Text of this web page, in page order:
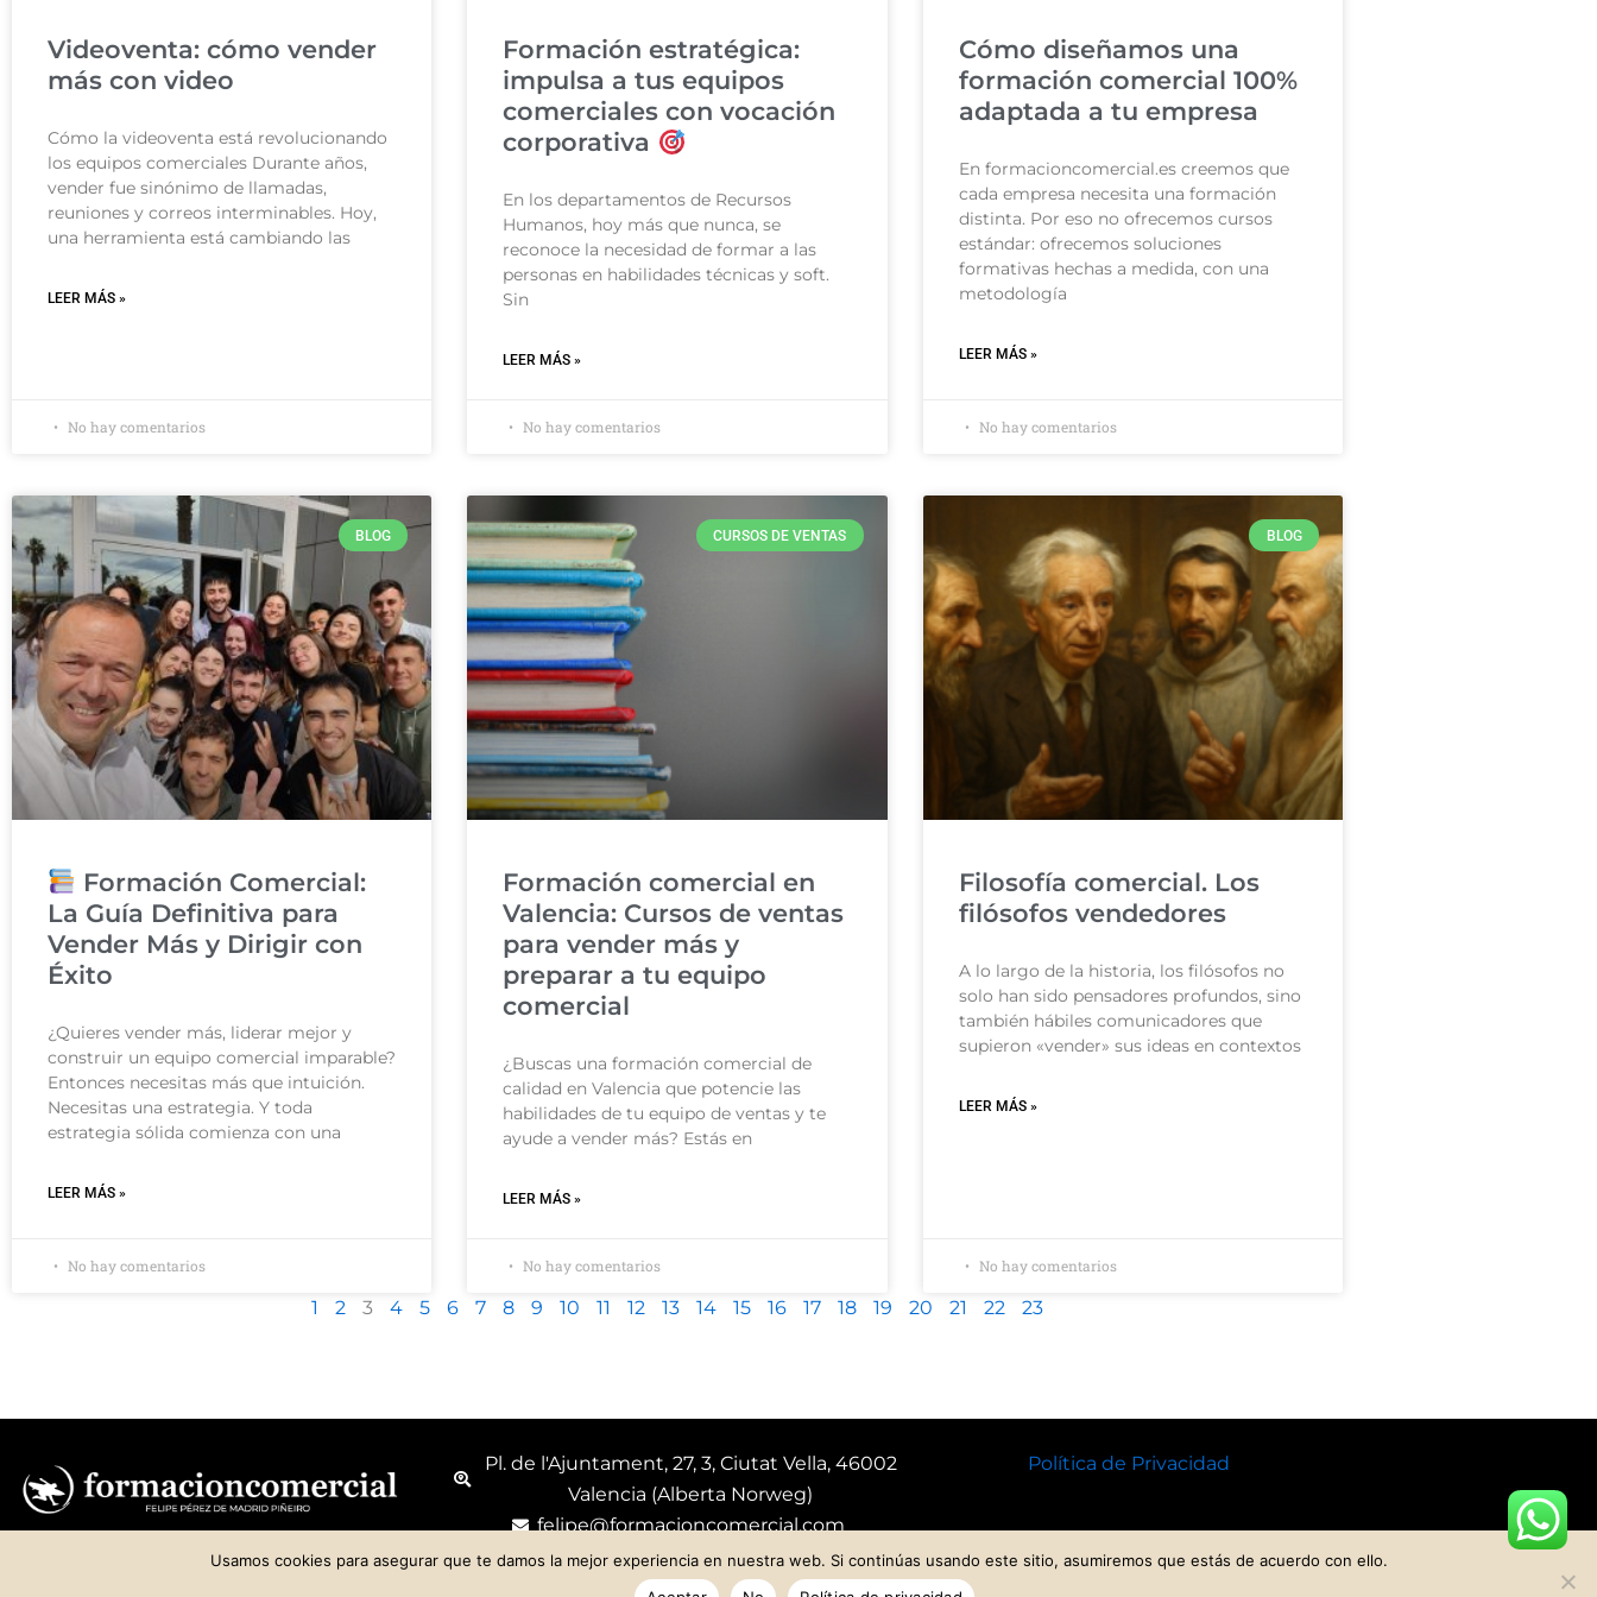
Videoventa: cómo vender
más con video
Cómo la videoventa está revolucionando
los equipos comerciales Durante años,
vender fue sinónimo de llamadas,
reuniones y correos interminables. Hoy,
una herramienta está cambiando las
LEER MÁS »
No hay comentarios
Formación estratégica:
impulsa a tus equipos
comerciales con vocación
corporativa
En los departamentos de Recursos
Humanos, hoy más que nunca, se
reconoce la necesidad de formar a las
personas en habilidades técnicas y soft.
Sin
LEER MÁS »
No hay comentarios
Cómo diseñamos una
formación comercial 100%
adaptada a tu empresa
En formacioncomercial.es creemos que
cada empresa necesita una formación
distinta. Por eso no ofrecemos cursos
estándar: ofrecemos soluciones
formativas hechas a medida, con una
metodología
LEER MÁS »
No hay comentarios
BLOG
Formación Comercial:
La Guía Definitiva para
Vender Más y Dirigir con
Éxito
¿Quieres vender más, liderar mejor y
construir un equipo comercial imparable?
Entonces necesitas más que intuición.
Necesitas una estrategia. Y toda
estrategia sólida comienza con una
LEER MÁS »
No hay comentarios
CURSOS DE VENTAS
Formación comercial en
Valencia: Cursos de ventas
para vender más y
preparar a tu equipo
comercial
¿Buscas una formación comercial de
calidad en Valencia que potencie las
habilidades de tu equipo de ventas y te
ayude a vender más? Estás en
LEER MÁS »
No hay comentarios
BLOG
Filosofía comercial. Los
filósofos vendedores
A lo largo de la historia, los filósofos no
solo han sido pensadores profundos, sino
también hábiles comunicadores que
supieron «vender» sus ideas en contextos
LEER MÁS »
No hay comentarios
1 2 3 4 5 6 7 8 9 10 11 12 13 14 15 16 17 18 19 20 21 22 23
Pl. de l'Ajuntament, 27, 3, Ciutat Vella, 46002
Valencia (Alberta Norweg)
felipe@formacioncomercial.com
(+34) 640 105 281
https://www.formacioncomercial.com
Política de Privacidad
Usamos cookies para asegurar que te damos la mejor experiencia en nuestra web. Si continúas usando este sitio, asumiremos que estás de acuerdo con ello.